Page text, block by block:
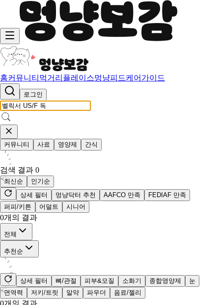
홈커뮤니티 먹거리 플레이스멍냥피드케어가이드
로그인
커뮤니티 사료 영양제 간식
검색 결과 0
최신순
인기순
상세 필터
멍냥닥터 추천 AAFCO 만족
FEDIAF 만족
퍼피/키튼
어덜트 시니어
0개의 결과
전체
추천순
상세 필터 뼈/관절 피부&모질 소화기 종합영양제
눈
면역력
저키/트릿 알약 파우더 음료/젤리
0개의 결과